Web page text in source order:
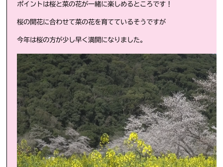
ポイントは桜と菜の花が一緒に楽しめるところです！
桜の開花に合わせて菜の花を育てているそうですが
今年は桜の方が少し早く満開になりました。